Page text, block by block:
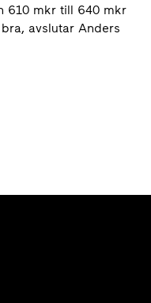
610 mkr till 640 mkr
avslutar Anders